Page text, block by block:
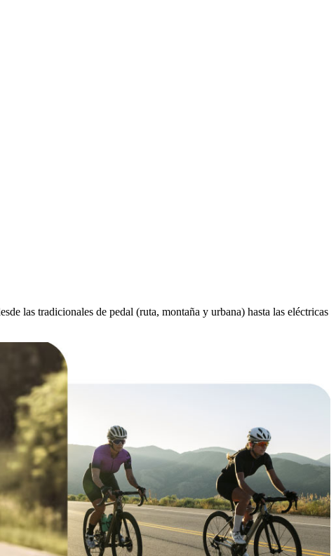
las tradicionales de pedal (ruta, montaña y urbana) hasta las eléctricas